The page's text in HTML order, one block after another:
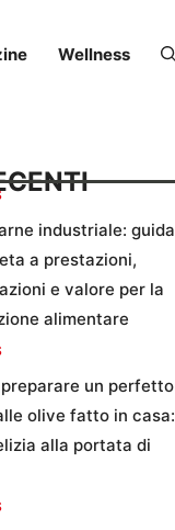
Wellness
industriale: guida
a prestazioni,
e valore per la
alimentare
un perfetto
olive fatto in casa:
alla portata di